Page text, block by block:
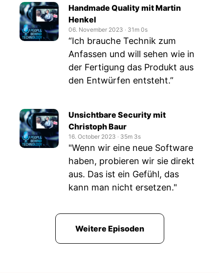
Handmade Quality mit Martin
Henkel
06. November 2023 ‧ 31m 0s
“Ich brauche Technik zum
Anfassen und will sehen wie in
der Fertigung das Produkt aus
den Entwürfen entsteht.”
Unsichtbare Security mit
Christoph Baur
16. October 2023 ‧ 35m 3s
"Wenn wir eine neue Software
haben, probieren wir sie direkt
aus. Das ist ein Gefühl, das
kann man nicht ersetzen."
Weitere Episoden